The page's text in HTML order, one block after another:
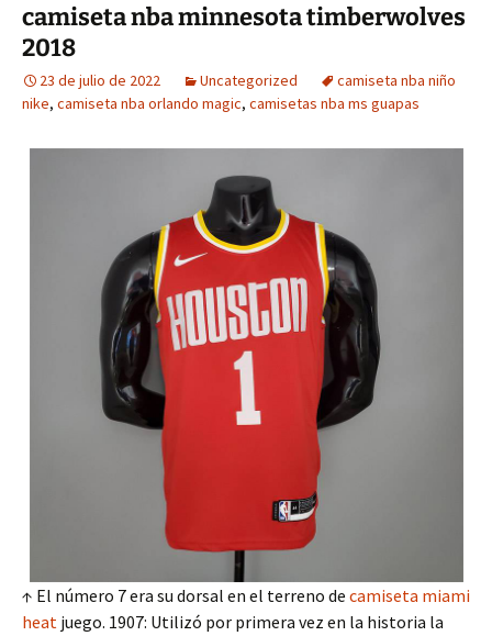
camiseta nba minnesota timberwolves
2018
23 de julio de 2022 Uncategorized
camiseta nba niño
nike, camiseta nba orlando magic, camisetas nba ms guapas
↑ El número 7 era su dorsal en el terreno de camiseta miami
heat juego. 1907: Utilizó por primera vez en la historia la